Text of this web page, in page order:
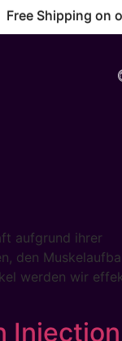
Shipping on
aufgrund ihrer
den
werden wir